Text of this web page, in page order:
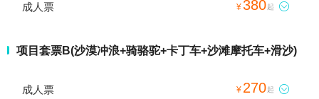
成人票 ¥380起 
项目套票B(沙漠冲浪+骑骆驼+卡丁车+沙滩摩托车+滑沙)
成人票 ¥ 270起 